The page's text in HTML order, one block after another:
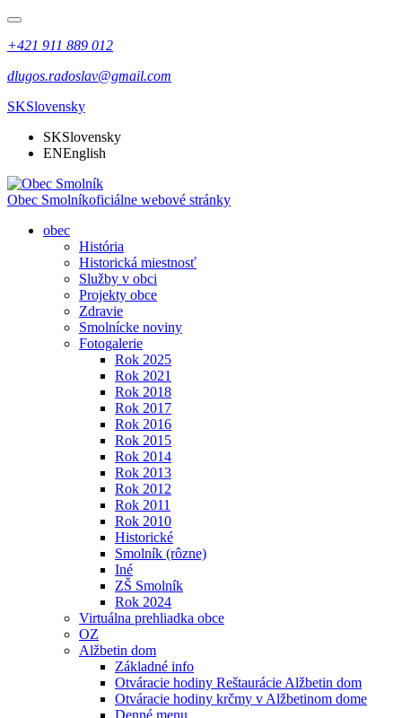
+421 911 889 012
dlugos.radoslav@gmail.com
SKSlovensky
SKSlovensky
ENEnglish
Obec Smolníkoficiálne webové stránky
obec
História
Historická miestnosť
Služby v obci
Projekty obce
Zdravie
Smolnícke noviny
Fotogalerie
Rok 2025
Rok 2021
Rok 2018
Rok 2017
Rok 2016
Rok 2015
Rok 2014
Rok 2013
Rok 2012
Rok 2011
Rok 2010
Historické
Smolník (rôzne)
Iné
ZŠ Smolník
Rok 2024
Virtuálna prehliadka obce
OZ
Alžbetin dom
Základné info
Otváracie hodiny Reštaurácie Alžbetin dom
Otváracie hodiny krčmy v Alžbetinom dome
Denné menu